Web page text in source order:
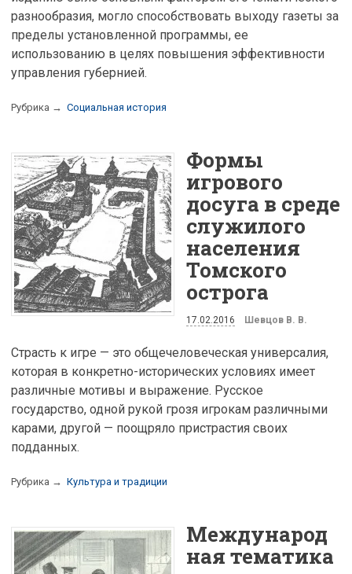
разнообразия, могло способствовать выходу газеты за
пределы установленной программы, ее
использованию в целях повышения эффективности
управления губернией.
Рубрика → Социальная история
Формы
игрового
досуга в среде
служилого
населения
Томского
острога
17.02.2016 Шевцов В. В.
Страсть к игре — это общечеловеческая универсалия,
которая в конкретно-исторических условиях имеет
различные мотивы и выражение. Русское
государство, одной рукой грозя игрокам различными
карами, другой — поощряло пристрастия своих
подданных.
Рубрика → Культура и традиции
Международ
ная тематика